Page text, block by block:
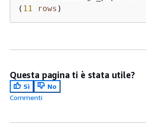
( 11 rows )
Questa pagina ti è stata utile?
Sì
No
Commenti